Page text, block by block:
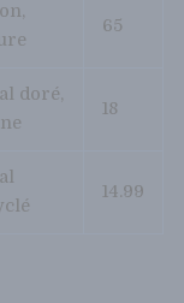
65
doré,
18
14.99